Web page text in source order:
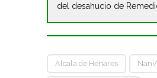
del desahucio de
Alcala de Henares